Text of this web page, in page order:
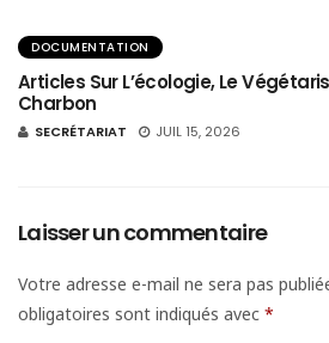
DOCUMENTATION
Articles Sur L’écologie, Le
Charbon
SECRÉTARIAT JUIL 15, 2026
Laisser un commentaire
Votre adresse e-mail ne sera pas
obligatoires sont indiqués avec *